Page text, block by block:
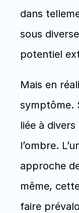
dans
sous
potentiel
Mais en
symptôme.
liée à
l’ombre.
approche
même,
faire